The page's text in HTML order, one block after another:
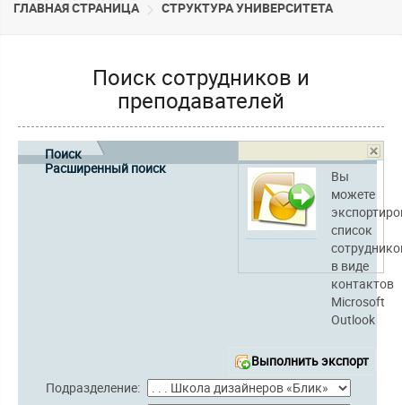
ГЛАВНАЯ СТРАНИЦА CТРУКТУРА УНИВЕРСИТЕТА
Поиск сотрудников и
преподавателей
Вы
можете
список
в виде
контактов
Microsoft
Outlook
Выполнить экспорт
Поиск
Расширенный поиск
Подразделение: